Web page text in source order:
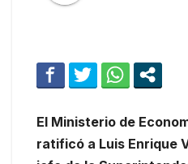
El Ministerio de
ratificó a Luis Enrique